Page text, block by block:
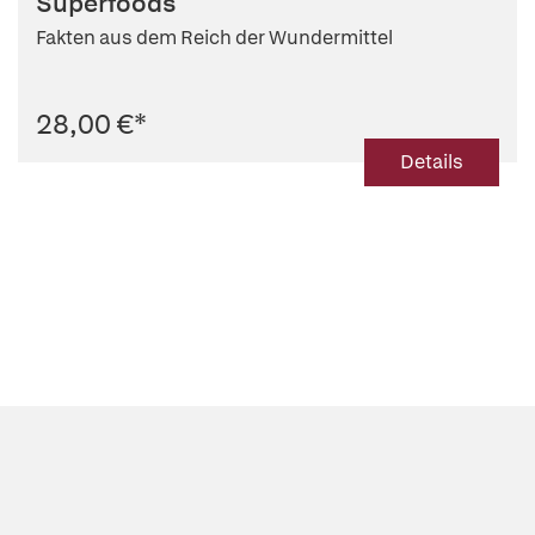
Fakten aus dem Reich der Wundermittel
28,00 €*
Details